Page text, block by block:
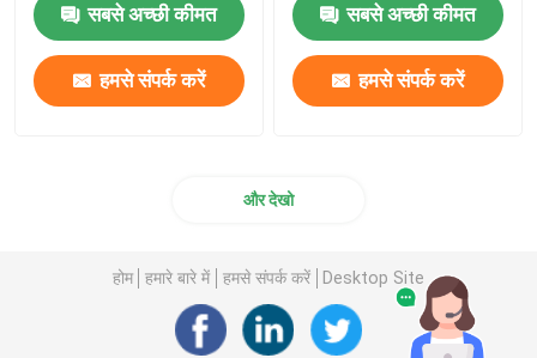
सबसे अच्छी कीमत
हमसे संपर्क करें
सबसे अच्छी कीमत
हमसे संपर्क करें
और देखो
होम हमारे बारे में हमसे संपर्क करें Desktop Site